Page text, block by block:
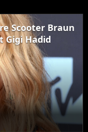
Scooter Braun
Gigi Hadid